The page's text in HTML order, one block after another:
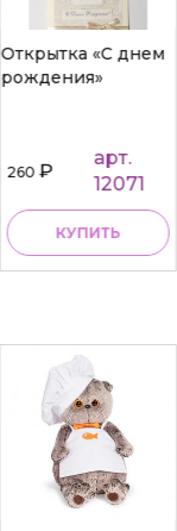
Открытка «С днем
рождения»
260₽
арт.
12071
КУПИТЬ